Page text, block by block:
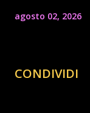
agosto 02, 2026
CONDIVIDI